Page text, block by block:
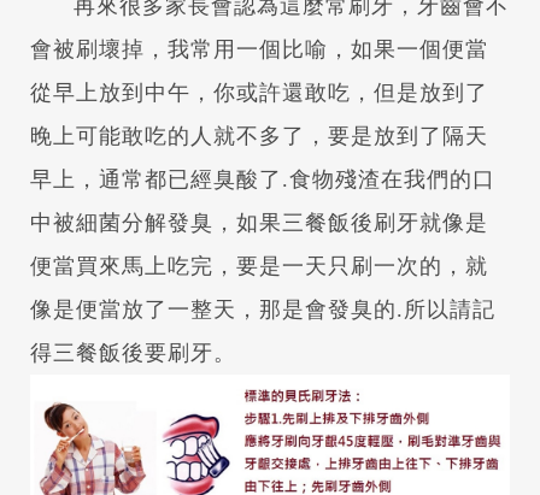
再來很多家長會認為這麼常刷牙，牙齒會不
會被刷壞掉，我常用一個比喻，如果一個便當
從早上放到中午，你或許還敢吃，但是放到了
晚上可能敢吃的人就不多了，要是放到了隔天
早上，通常都已經臭酸了.食物殘渣在我們的口
中被細菌分解發臭，如果三餐飯後刷牙就像是
便當買來馬上吃完，要是一天只刷一次的，就
像是便當放了一整天，那是會發臭的.所以請記
得三餐飯後要刷牙。